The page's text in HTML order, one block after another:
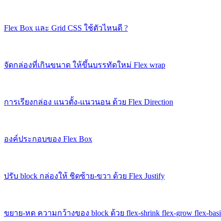
Flex Box และ Grid CSS ใช้ตัวไหนดี ?
จัดกล่องที่เกินขนาด ให้ขึ้นบรรทัดใหม่ Flex wrap
การเรียงกล่อง แนวตั้ง-แนวนอน ด้วย Flex Direction
องค์ประกอบของ Flex Box
ปรับ block กล่องให้ ชิดซ้าย-ขวา ด้วย Flex Justify
ขยาย-หด ความกว้างของ block ด้วย flex-shrink flex-grow flex-